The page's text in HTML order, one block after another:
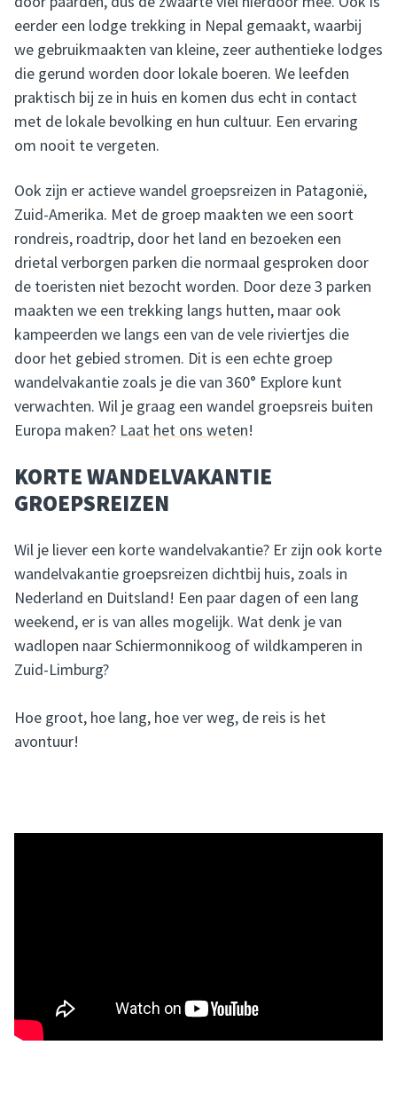
eerder een lodge trekking in Nepal gemaakt, waarbij
we gebruikmaakten van kleine, zeer authentieke lodges
die gerund worden door lokale boeren. We leefden
praktisch bij ze in huis en komen dus echt in contact
met de lokale bevolking en hun cultuur. Een ervaring
om nooit te vergeten.
Ook zijn er actieve wandel groepsreizen in Patagonië,
Zuid-Amerika. Met de groep maakten we een soort
rondreis, roadtrip, door het land en bezoeken een
drietal verborgen parken die normaal gesproken door
de toeristen niet bezocht worden. Door deze 3 parken
maakten we een trekking langs hutten, maar ook
kampeerden we langs een van de vele riviertjes die
door het gebied stromen. Dit is een echte groep
wandelvakantie zoals je die van 360° Explore kunt
verwachten. Wil je graag een wandel groepsreis buiten
Europa maken? Laat het ons weten!
KORTE WANDELVAKANTIE
GROEPSREIZEN
Wil je liever een korte wandelvakantie? Er zijn ook korte
wandelvakantie groepsreizen dichtbij huis, zoals in
Nederland en Duitsland! Een paar dagen of een lang
weekend, er is van alles mogelijk. Wat denk je van
wadlopen naar Schiermonnikoog of wildkamperen in
Zuid-Limburg?
Hoe groot, hoe lang, hoe ver weg, de reis is het
avontuur!